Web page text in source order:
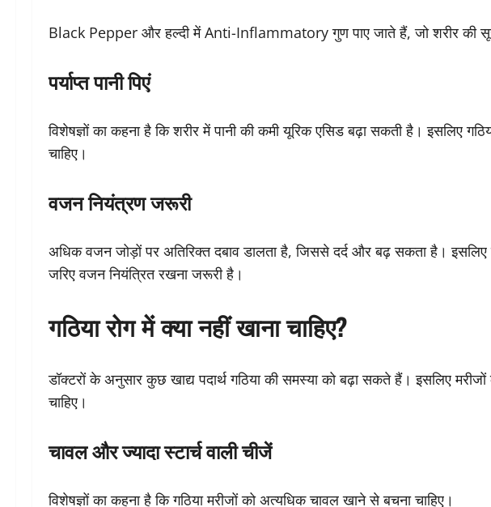
Black Pepper और हल्दी में Anti-Inflammatory गुण पाए जाते हैं, जो शरीर
पर्याप्त पानी पिएं
विशेषज्ञों का कहना है कि शरीर में पानी की कमी यूरिक एसिड बढ़ा सकती है। इसलिए गठिया
चाहिए।
वजन नियंत्रण जरूरी
अधिक वजन जोड़ों पर अतिरिक्त दबाव डालता है, जिससे दर्द और बढ़ सकता है।
जरिए वजन नियंत्रित रखना जरूरी है।
गठिया रोग में क्या नहीं खाना चाहिए?
डॉक्टरों के अनुसार कुछ खाद्य पदार्थ गठिया की समस्या को बढ़ा सकते हैं। इसलिए
चाहिए।
चावल और ज्यादा स्टार्च वाली चीजें
विशेषज्ञों का कहना है कि गठिया मरीजों को अत्यधिक चावल खाने से बचना चाहिए।